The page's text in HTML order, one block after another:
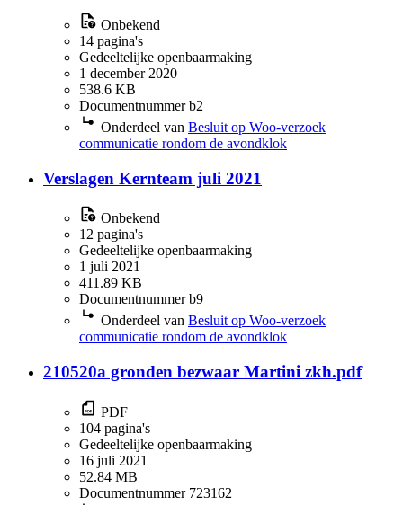
Onbekend
14 pagina's
Gedeeltelijke openbaarmaking
1 december 2020
538.6 KB
Documentnummer b2
Onderdeel van Besluit op Woo-verzoek
communicatie rondom de avondklok
Verslagen Kernteam juli 2021
Onbekend
12 pagina's
Gedeeltelijke openbaarmaking
1 juli 2021
411.89 KB
Documentnummer b9
Onderdeel van Besluit op Woo-verzoek
communicatie rondom de avondklok
210520a gronden bezwaar Martini zkh.pdf
PDF
104 pagina's
Gedeeltelijke openbaarmaking
16 juli 2021
52.84 MB
Documentnummer 723162